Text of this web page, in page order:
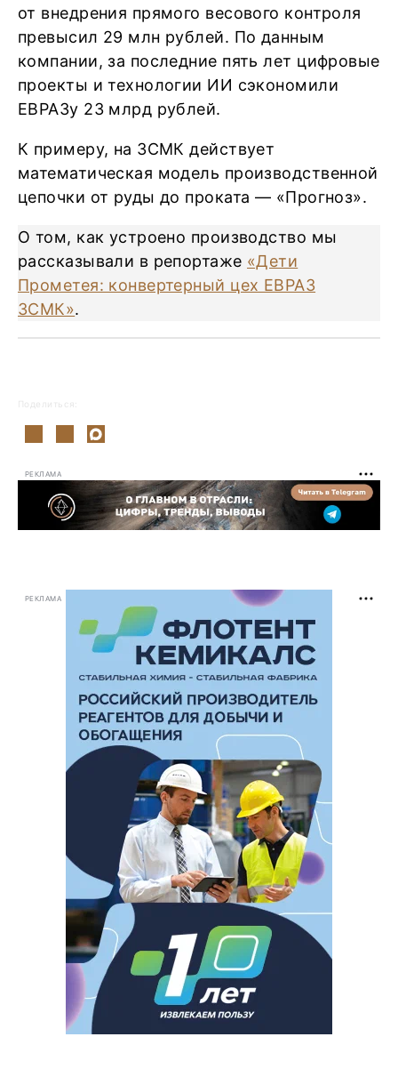
от внедрения прямого весового контроля
превысил 29 млн рублей. По данным
компании, за последние пять лет цифровые
проекты и технологии ИИ сэкономили
ЕВРАЗу 23 млрд рублей.
К примеру, на ЗСМК действует
математическая модель производственной
цепочки от руды до проката — «Прогноз».
О том, как устроено производство мы
рассказывали в репортаже «Дети
Прометея: конвертерный цех ЕВРАЗ
ЗСМК».
Поделиться:
РЕКЛАМА
РЕКЛАМА